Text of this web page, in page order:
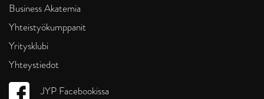
Business Akatemia
Yhteistyökumppanit
Yritysklubi
Yhteystiedot
JYP Facebookissa